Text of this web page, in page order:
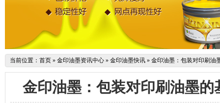
当前位置： 首页 » 金印油墨资讯中心 » 金印油墨快讯 » 金印油墨：包装对印刷油
金印油墨：包装对印刷油墨的